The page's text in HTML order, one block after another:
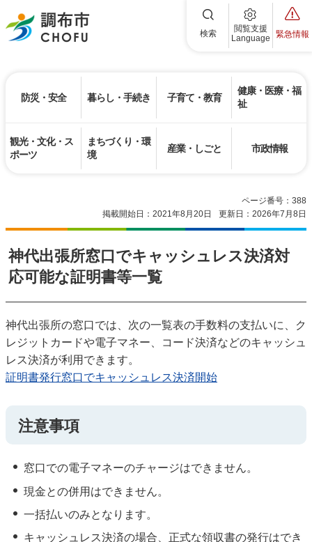
調布市 検索
閲覧支援
Language
緊急情報
防災・安全 暮らし・手続き 子育て・教育
健康・医療・福
祉
観光・文化・ス
ポーツ
まちづくり・環
境
産業・しごと 市政情報
ページ番号：388
掲載開始日：2021年8月20日
更新日：2026年7月8日
神代出張所窓口でキャッシュレス決済対
応可能な証明書等一覧
神代出張所の窓口では、次の一覧表の手数料の支払いに、ク
レジットカードや電子マネー、コード決済などのキャッシュ
レス決済が利用できます。
証明書発行窓口でキャッシュレス決済開始
注意事項
窓口での電子マネーのチャージはできません。
現金との併用はできません。
一括払いのみとなります。
キャッシュレス決済の場合、正式な領収書の発行はでき